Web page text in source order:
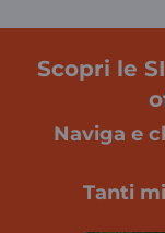
Scopri le
Naviga e
Tanti